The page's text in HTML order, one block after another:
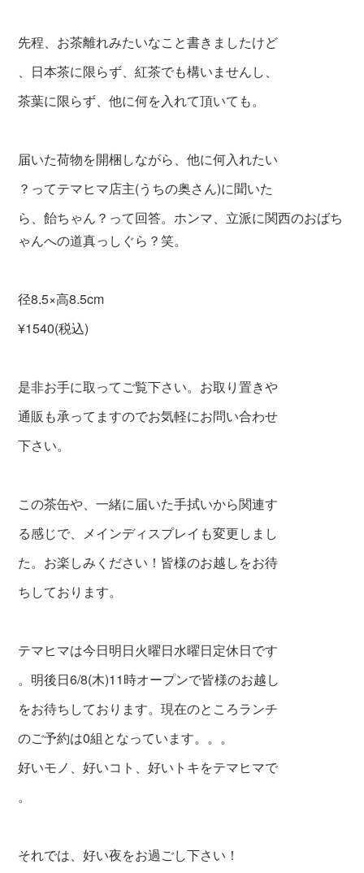
先程、お茶離れみたいなこと書きましたけど
、日本茶に限らず、紅茶でも構いませんし、
茶葉に限らず、他に何を入れて頂いても。
届いた荷物を開梱しながら、他に何入れたい
？ってテマヒマ店主(うちの奥さん)に聞いた
ら、飴ちゃん？って回答。ホンマ、立派に関西のおばち
ゃんへの道真っしぐら？笑。
径8.5×高8.5cm
¥1540(税込)
是非お手に取ってご覧下さい。お取り置きや
通販も承ってますのでお気軽にお問い合わせ
下さい。
この茶缶や、一緒に届いた手拭いから関連す
る感じで、メインディスプレイも変更しまし
た。お楽しみください！皆様のお越しをお待
ちしております。
テマヒマは今日明日火曜日水曜日定休日です
。明後日6/8(木)11時オープンで皆様のお越し
をお待ちしております。現在のところランチ
のご予約は0組となっています。。。
好いモノ、好いコト、好いトキをテマヒマで
。
それでは、好い夜をお過ごし下さい！